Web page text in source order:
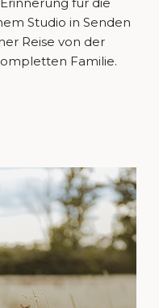
Studio in Senden
Reise von der
Familie.